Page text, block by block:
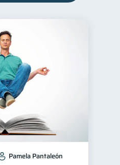
30
25
22
20
13
12 Pamela Pantaleón